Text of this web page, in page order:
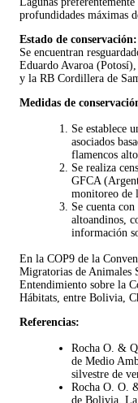
profundidades máximas
Estado de conservación:
Se encuentran
Eduardo Avaroa
y la RB Cordillera de
Medidas de
Se establece
asociados
flamencos
Se realiza
GFCA
monitoreo de
Se cuenta
altoandinos,
información
En la COP9 de la
Migratorias de Animales
Entendimiento sobre la
Hábitats, entre Bolivia,
Referencias:
Rocha O. &
de Medio
silvestre de
Rocha O. O.
de Bolivia.